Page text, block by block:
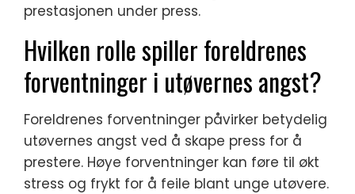
prestasjonen under press.
Hvilken rolle spiller foreldrenes
forventninger i utøvernes angst?
Foreldrenes forventninger påvirker betydelig
utøvernes angst ved å skape press for å
prestere. Høye forventninger kan føre til økt
stress og frykt for å feile blant unge utøvere.